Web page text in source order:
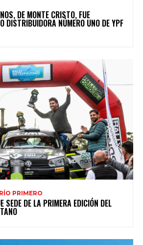
DE MONTE CRISTO, FUE
DISTRIBUIDORA NÚMERO UNO DE YPF
PRIMERO
SEDE DE LA PRIMERA EDICIÓN DEL